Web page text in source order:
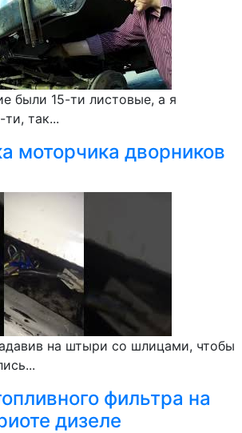
были 15-ти листовые, а я
ти, так...
моторчика дворников
на штыри со шлицами, чтобы
фильтра на
дизеле